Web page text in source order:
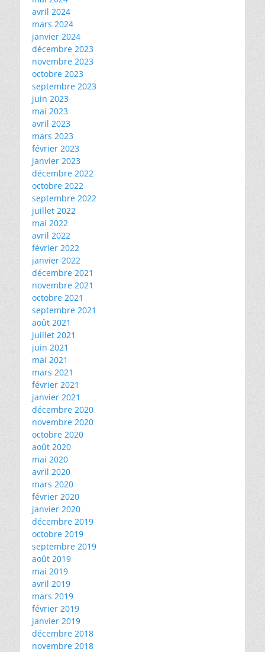
avril 2024
mars 2024
janvier 2024
décembre 2023
novembre 2023
octobre 2023
septembre 2023
juin 2023
mai 2023
avril 2023
mars 2023
février 2023
janvier 2023
décembre 2022
octobre 2022
septembre 2022
juillet 2022
mai 2022
avril 2022
février 2022
janvier 2022
décembre 2021
novembre 2021
octobre 2021
septembre 2021
août 2021
juillet 2021
juin 2021
mai 2021
mars 2021
février 2021
janvier 2021
décembre 2020
novembre 2020
octobre 2020
août 2020
mai 2020
avril 2020
mars 2020
février 2020
janvier 2020
décembre 2019
octobre 2019
septembre 2019
août 2019
mai 2019
avril 2019
mars 2019
février 2019
janvier 2019
décembre 2018
novembre 2018